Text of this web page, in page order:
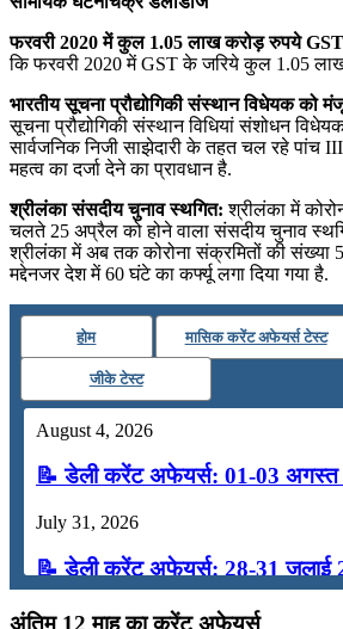
फरवरी 2020 में कुल 1.05 लाख करोड़ रुपये
कि फरवरी 2020 में GST के जरिये कुल 1.05
भारतीय सूचना प्रौद्योगिकी संस्थान विधेयक को
सूचना प्रौद्योगिकी संस्थान विधियां संशोधन
सार्वजनिक निजी साझेदारी के तहत चल रहे पांच
महत्व का दर्जा देने का प्रावधान है.
श्रीलंका संसदीय चुनाव स्थगित: श्रीलंका में
चलते 25 अप्रैल को होने वाला संसदीय चुनाव
श्रीलंका में अब तक कोरोना संक्रमितों की संख्या
मद्देनजर देश में 60 घंटे का कर्फ्यू लगा दिया गया है.
होम मासिक करेंट अफेयर्स टेस्ट
जीके टेस्ट
August 4, 2026
📝 डेली करेंट अफेयर्स: 01-03 अगस्त
July 31, 2026
📝 डेली करेंट अफेयर्स: 28-31 जुलाई
July 28, 2026
अंतिम 12 माह का करेंट अफेयर्स